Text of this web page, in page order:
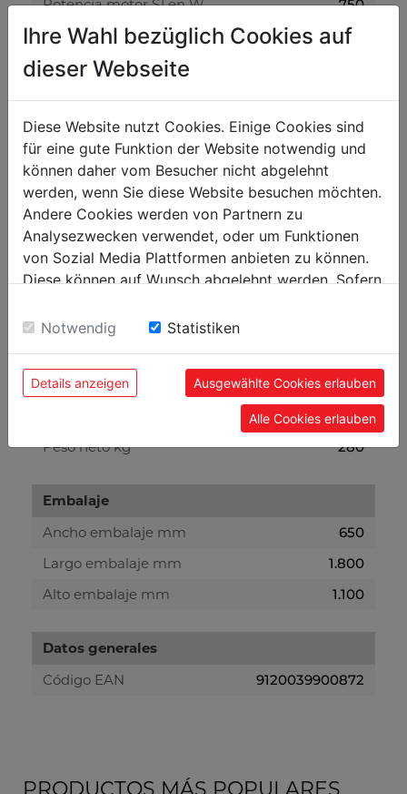
Potencia motor S1 en W
750
Potencia motor S6 en W
1100
Voltaje
Velocidad eje min-1
22
Dimensiones
Diámetro rodillo mm
75
Apertura máx. mm
Trabajo con metal
Velocidad de plegado en cm/seg.
Peso
340
Peso neto kg
280
Embalaje
Ancho embalaje mm
650
Largo embalaje mm
1.800
Alto embalaje mm
1.100
Datos generales
Código EAN
9120039900872
PRODUCTOS MÁS POPULARES
Ihre Wahl bezüglich Cookies auf
dieser Webseite
Diese Website nutzt Cookies. Einige Cookies sind
für eine gute Funktion der Website notwendig und
können daher vom Besucher nicht abgelehnt
werden, wenn Sie diese Website besuchen möchten.
Andere Cookies werden von Partnern zu
Analysezwecken verwendet, oder um Funktionen
von Sozial Media Plattformen anbieten zu können.
Diese können auf Wunsch abgelehnt werden. Sofern
Einwilligung zu unseren Cookies.
Notwendig Statistiken
Details anzeigen Ausgewählte Cookies erlauben
Alle Cookies erlauben